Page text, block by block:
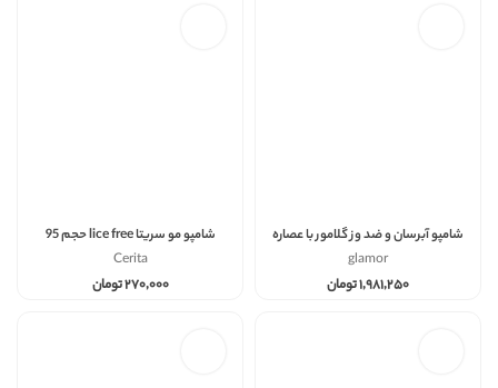
شامپو آبرسان و ضد وز گلامور با عصاره
روغن کوکوی حجم 750
glamor
۱,۹۸۱,۲۵۰تومان
شامپو مو سریتا lice free حجم 95
Cerita
۲۷۰,۰۰۰تومان